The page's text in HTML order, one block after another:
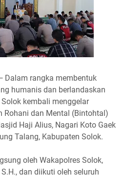
Dalam rangka membentuk
humanis dan berlandaskan
kembali menggelar
Rohani dan Mental (Bintohtal)
Haji Alius, Nagari Koto Gaek
Talang, Kabupaten Solok.
oleh Wakapolres Solok,
dan diikuti oleh seluruh